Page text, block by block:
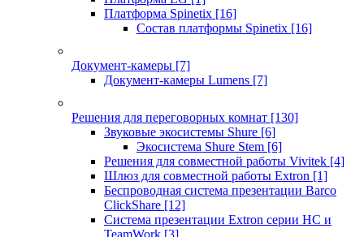
Платформа Spinetix [16]
Состав платформы Spinetix [16]
Документ-камеры [7]
Документ-камеры Lumens [7]
Решения для переговорных комнат [130]
Звуковые экосистемы Shure [6]
Экосистема Shure Stem [6]
Решения для совместной работы Vivitek [4]
Шлюз для совместной работы Extron [1]
Беспроводная система презентации Barco
ClickShare [12]
Система презентации Extron серии HC и
TeamWork [3]